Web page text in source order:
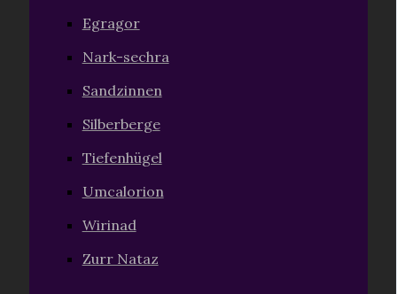
Egragor
Nark-sechra
Sandzinnen
Silberberge
Tiefenhügel
Umcalorion
Wirinad
Zurr Nataz